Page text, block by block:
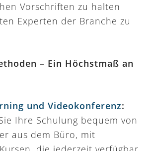
Vorschriften zu halten
Experten der Branche zu
– Ein Höchstmaß an
und Videokonferenz:
Ihre Schulung bequem von
aus dem Büro, mit